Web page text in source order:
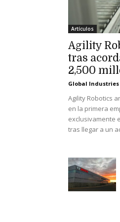
Artículos
Agility
tras
2,500
Global Industries
Agility Robotics
en la primera
exclusivamente
tras llegar a un